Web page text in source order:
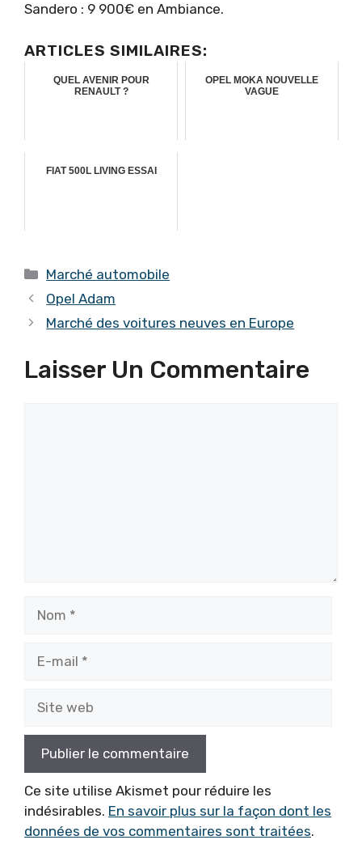
Sandero : 9 900€ en Ambiance.
ARTICLES SIMILAIRES:
QUEL AVENIR POUR
RENAULT ?
OPEL MOKA NOUVELLE
VAGUE
FIAT 500L LIVING ESSAI
Catégories
Marché automobile
Opel Adam
Marché des voitures neuves en Europe
Laisser Un Commentaire
Ce site utilise Akismet pour réduire les
indésirables. En savoir plus sur la façon dont les
données de vos commentaires sont traitées.